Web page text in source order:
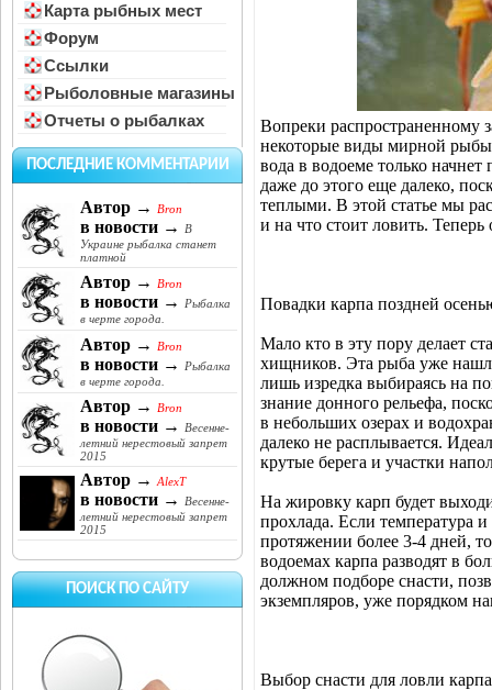
Карта рыбных мест
Форум
Ссылки
Рыболовные магазины
Отчеты о рыбалках
ПОСЛЕДНИЕ КОММЕНТАРИИ
Автор → Bron
в новости →
В
Украине рыбалка станет
платной
Автор → Bron
в новости →
Рыбалка
в черте города.
Автор → Bron
в новости →
Рыбалка
в черте города.
Автор → Bron
в новости →
Весенне-
летний нерестовый запрет
2015
Автор → AlexT
в новости →
Весенне-
летний нерестовый запрет
2015
ПОИСК ПО САЙТУ
Вопреки распространенному
некоторые виды мирной
вода в водоеме только
даже до этого еще далеко,
теплыми. В этой статье мы
и на что стоит ловить.
Повадки карпа поздней
Мало кто в эту пору делает
хищников. Эта рыба уже
лишь изредка выбираясь на
знание донного рельефа,
в небольших озерах и
далеко не расплывается.
крутые берега и участки
На жировку карп будет
прохлада. Если температура
протяжении более 3-4 дней,
водоемах карпа разводят в
должном подборе снасти,
экземпляров, уже порядком
Выбор снасти для ловли